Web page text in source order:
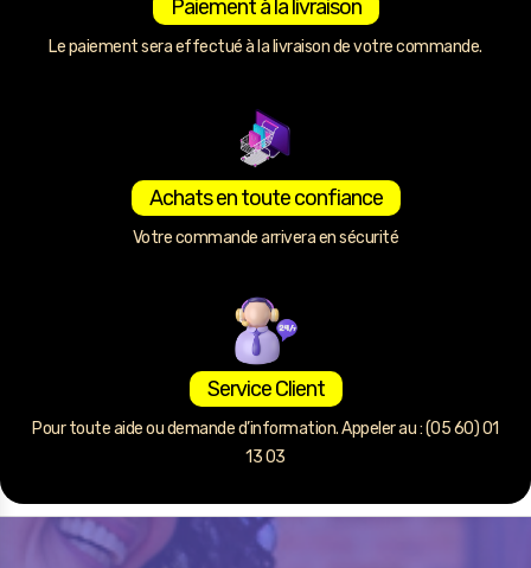
Paiement à la livraison
Le paiement sera effectué à la livraison de votre commande.
Achats en toute confiance
Votre commande arrivera en sécurité
Service Client
Pour toute aide ou demande d’information. Appeler au : (05 60) 01
13 03